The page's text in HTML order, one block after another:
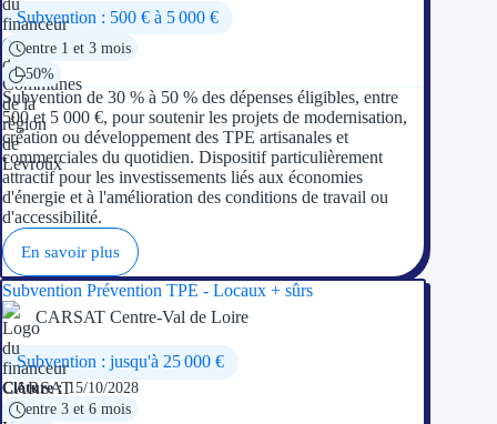
Subvention : 500 € à 5 000 €
entre 1 et 3 mois
50%
Subvention de 30 % à 50 % des dépenses éligibles, entre
500 et 5 000 €, pour soutenir les projets de modernisation,
création ou développement des TPE artisanales et
commerciales du quotidien. Dispositif particulièrement
attractif pour les investissements liés aux économies
d'énergie et à l'amélioration des conditions de travail ou
d'accessibilité.
En savoir plus
Subvention Prévention TPE - Locaux + sûrs
CARSAT Centre-Val de Loire
Subvention : jusqu'à 25 000 €
Clôture :15/10/2028
entre 3 et 6 mois